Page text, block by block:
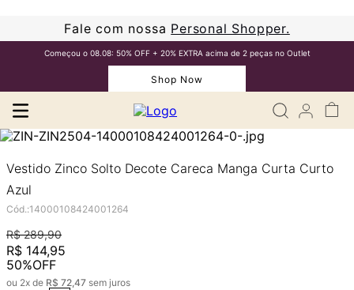
Fale com nossa Personal Shopper.
Começou o 08.08: 50% OFF + 20% EXTRA acima de 2 peças no Outlet
Shop Now
Vestido Zinco Solto Decote Careca Manga Curta Curto
Azul
Cód.:14000108424001264
R$ 289,90
R$ 144,95
50%OFF
ou 2x de R$ 72,47 sem juros